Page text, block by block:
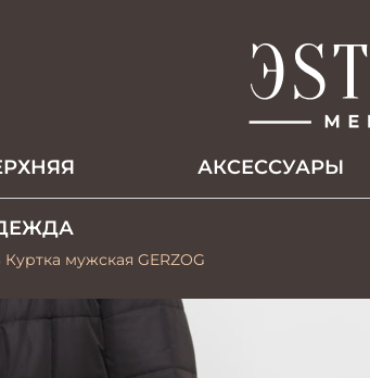
АКCЕССУАРЫ
Куртка мужская GERZOG